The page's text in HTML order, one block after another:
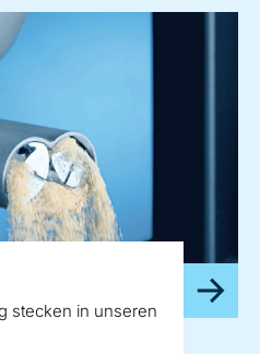
stecken in unseren